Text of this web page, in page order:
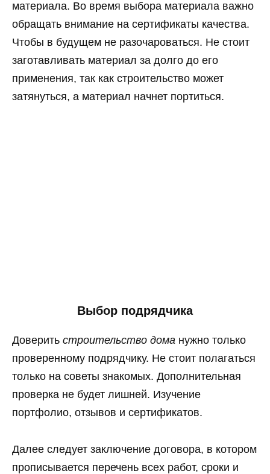
материала. Во время выбора материала важно
обращать внимание на сертификаты качества.
Чтобы в будущем не разочароваться. Не стоит
заготавливать материал за долго до его
применения, так как строительство может
затянуться, а материал начнет портиться.
Выбор подрядчика
Доверить строительство дома нужно только
проверенному подрядчику. Не стоит полагаться
только на советы знакомых. Дополнительная
проверка не будет лишней. Изучение
портфолио, отзывов и сертификатов.
Далее следует заключение договора, в котором
прописывается перечень всех работ, сроки и